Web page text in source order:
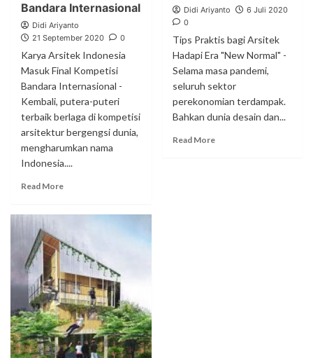
Bandara Internasional
Didi Ariyanto
21 September 2020
0
Karya Arsitek Indonesia
Masuk Final Kompetisi
Bandara Internasional -
Kembali, putera-puteri
terbaik berlaga di kompetisi
arsitektur bergengsi dunia,
mengharumkan nama
Indonesia....
Read More
Didi Ariyanto
6 Juli 2020
0
Tips Praktis bagi Arsitek
Hadapi Era "New Normal" -
Selama masa pandemi,
seluruh sektor
perekonomian terdampak.
Bahkan dunia desain dan...
Read More